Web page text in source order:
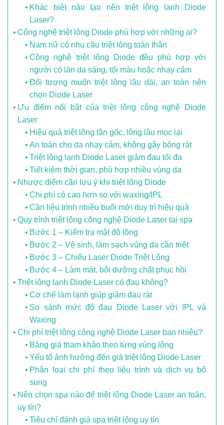
Khác biệt nào tạo nên triệt lông lạnh Diode
Laser?
Công nghệ triệt lông Diode phù hợp với những ai?
Nam nữ có nhu cầu triệt lông toàn thân
Công nghệ triệt lông Diode đều phù hợp với
người có làn da sáng, tối màu hoặc nhạy cảm
Đối tượng muốn triệt lông lâu dài, an toàn nên
chọn Diode Laser
Ưu điểm nổi bật của triệt lông công nghệ Diode
Laser
Hiệu quả triệt lông tận gốc, lông lâu mọc lại
An toàn cho da nhạy cảm, không gây bỏng rát
Triệt lông lạnh Diode Laser giảm đau tối đa
Tiết kiệm thời gian, phù hợp nhiều vùng da
Nhược điểm cần lưu ý khi triệt lông Diode
Chi phí có cao hơn so với waxing/IPL
Cần liệu trình nhiều buổi mới duy trì hiệu quả
Quy trình triệt lông công nghệ Diode Laser tại spa
Bước 1 – Kiểm tra mật độ lông
Bước 2 – Vệ sinh, làm sạch vùng da cần triệt
Bước 3 – Chiếu Laser Diode Triệt Lông
Bước 4 – Làm mát, bôi dưỡng chất phục hồi
Triệt lông lạnh Diode Laser có đau không?
Cơ chế làm lạnh giúp giảm đau rát
So sánh mức độ đau Diode Laser với IPL và
Waxing
Chi phí triệt lông công nghệ Diode Laser bao nhiêu?
Bảng giá tham khảo theo từng vùng lông
Yếu tố ảnh hưởng đến giá triệt lông Diode Laser
Phân loại chi phí theo liệu trình và dịch vụ bổ
sung
Nên chọn spa nào để triệt lông Diode Laser an toàn,
uy tín?
Tiêu chí đánh giá spa triệt lông uy tín